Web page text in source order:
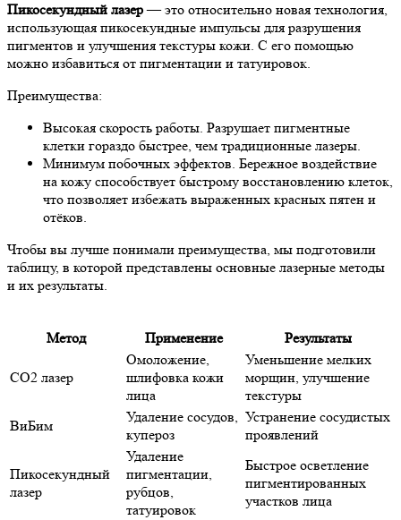
Пикосекундный лазер— это относительно новая технология,
использующая пикосекундные импульсы для разрушения
пигментов и улучшения текстуры кожи. С его помощью
можно избавиться от пигментации и татуировок.
Преимущества:
Высокая скорость работы. Разрушает пигментные
клетки гораздо быстрее, чем традиционные лазеры.
Минимум побочных эффектов. Бережное воздействие
на кожу способствует быстрому восстановлению клеток,
что позволяет избежать выраженных красных пятен и
отёков.
Чтобы вы лучше понимали преимущества, мы подготовили
таблицу, в которой представлены основные лазерные методы
и их результаты.
Метод Применение Результаты
СО2 лазер
Омоложение,
шлифовка кожи
лица
Уменьшение мелких
морщин, улучшение
текстуры
ВиБим
Удаление сосудов,
купероз
Устранение сосудистых
проявлений
Пикосекундный
лазер
Удаление
пигментации,
рубцов,
татуировок
Быстрое осветление
пигментированных
участков лица